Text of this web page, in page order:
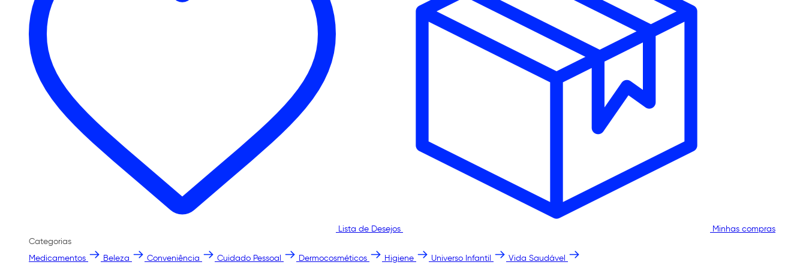
Lista de Desejos
Minhas compras
Categorias
Medicamentos
Beleza Conveniência Cuidado Pessoal Dermocosméticos Higiene Universo Infantil Vida Saudável